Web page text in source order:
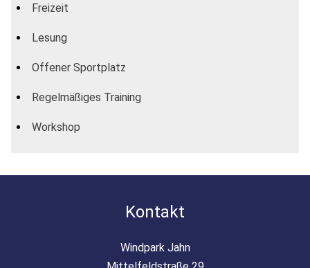
Freizeit
Lesung
Offener Sportplatz
Regelmäßiges Training
Workshop
Kontakt
Windpark Jahn